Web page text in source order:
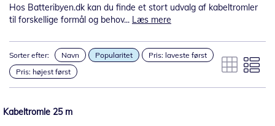
Hos Batteribyen.dk kan du finde et stort udvalg af kabeltromler
til forskellige formål og behov... Læs mere
Sorter efter: Navn Popularitet
Pris: laveste først
Pris: højest først
Kabeltromle 25 m